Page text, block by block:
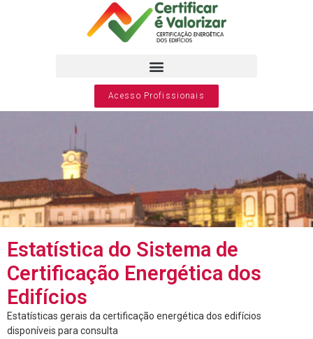
Acesso Profissionais
Estatística do Sistema de
Certificação Energética dos
Edifícios
Estatísticas gerais da certificação energética dos edifícios
disponíveis para consulta